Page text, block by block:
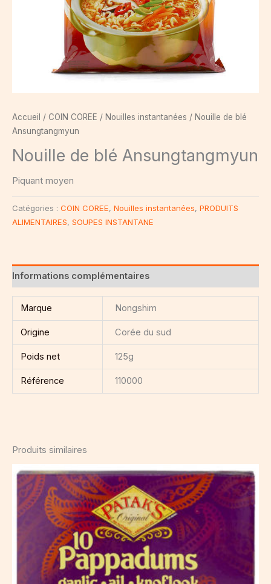
Accueil / COIN COREE / Nouilles instantanées / Nouille de blé
Ansungtangmyun
Nouille de blé Ansungtangmyun
Piquant moyen
Catégories : COIN COREE, Nouilles instantanées, PRODUITS
ALIMENTAIRES, SOUPES INSTANTANE
Informations complémentaires
Marque Nongshim
Origine Corée du sud
Poids net 125g
Référence 110000
Produits similaires